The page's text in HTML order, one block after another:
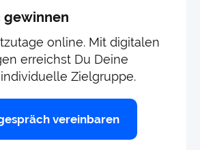
gewinnen
online. Mit digitalen
erreichst Du Deine
Zielgruppe.
vereinbaren